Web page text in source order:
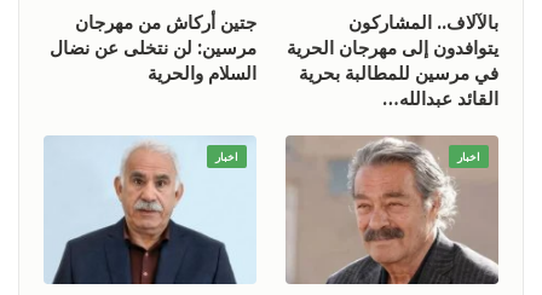
بالآلاف.. المشاركون
يتوافدون إلى مهرجان الحرية
في مرسين للمطالبة بحرية
القائد عبدالله…
جتين أركاش من مهرجان
مرسين: لن نتخلى عن نضال
السلام والحرية
اخبار اخبار